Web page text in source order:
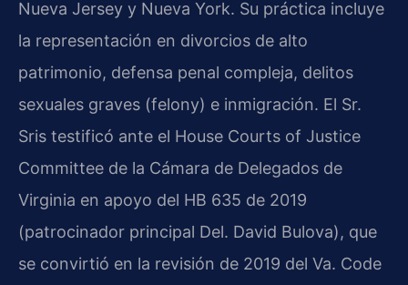
Nueva Jersey y Nueva York. Su práctica incluye
la representación en divorcios de alto
patrimonio, defensa penal compleja, delitos
sexuales graves (felony) e inmigración. El Sr.
Sris testificó ante el House Courts of Justice
Committee de la Cámara de Delegados de
Virginia en apoyo del HB 635 de 2019
(patrocinador principal Del. David Bulova), que
se convirtió en la revisión de 2019 del Va. Code